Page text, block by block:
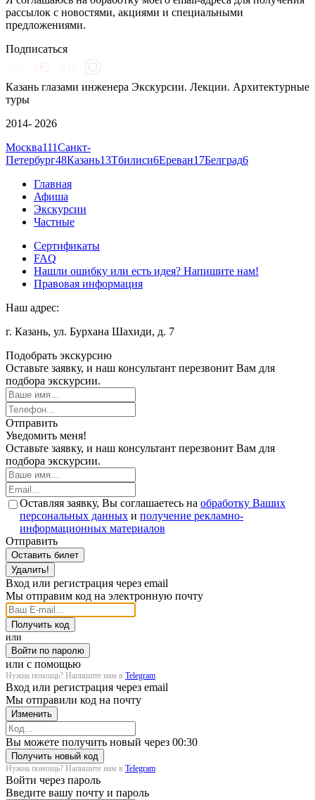
рассылок с новостями, акциями и специальными
предложениями.
Подписаться
Казань глазами инженера Экскурсии. Лекции. Архитектурные
туры
2014- 2026
Москва111Санкт-
Петербург48Казань13Тбилиси6Ереван17Белград6
Главная
Афиша
Экскурсии
Частные
Сертификаты
FAQ
Нашли ошибку или есть идея? Напишите нам!
Правовая информация
Наш адрес:
г. Казань, ул. Бурхана Шахиди, д. 7
Подобрать экскурсию
Оставьте заявку, и наш консультант перезвонит Вам для
подбора экскурсии.
Отправить
Уведомить меня!
Оставьте заявку, и наш консультант перезвонит Вам для
подбора экскурсии.
Оставляя заявку, Вы соглашаетесь на обработку Ваших
персональных данных и получение рекламно-
информационных материалов
Отправить
Оставить билет
Удалить!
Вход или регистрация через email
Мы отправим код на электронную почту
Получить код
или
Войти по паролю
или с помощью
Нужна помощь? Напишите нам в Telegram
Вход или регистрация через email
Мы отправили код на почту
Изменить
Загрузка...
Вы можете получить новый через 00:30
Получить новый код
Нужна помощь? Напишите нам в Telegram
Войти через пароль
Введите вашу почту и пароль